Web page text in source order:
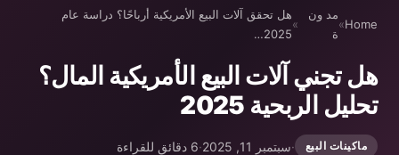
معلومات عنا
مت جر
دراسات حالة حلوى القطن
Home
»
مد ون
ة
»
هل تحقق آلات البيع الأمريكية أرباحًا؟ دراسة عام
2025…
هل تجني آلات البيع الأمريكية المال؟
تحليل الربحية 2025
ماكينات البيع ·سبتمبر 11, 2025 ·6 دقائق للقراءة